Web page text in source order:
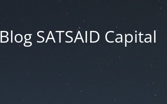
Blog SATSAID Capital